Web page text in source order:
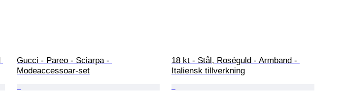
Gucci - Pareo - Sciarpa -
Modeaccessoar-set
18 kt - Stål, Roséguld - Armband -
Italiensk tillverkning